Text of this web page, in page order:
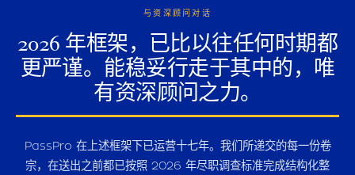
与资深顾问对话
2026 年框架，已比以往任何时期都
更严谨。能稳妥行走于其中的，唯
有资深顾问之力。
PassPro 在上述框架下已运营十七年。我们所递交的每一份卷
宗，在送出之前都已按照 2026 年尽职调查标准完成结构化整